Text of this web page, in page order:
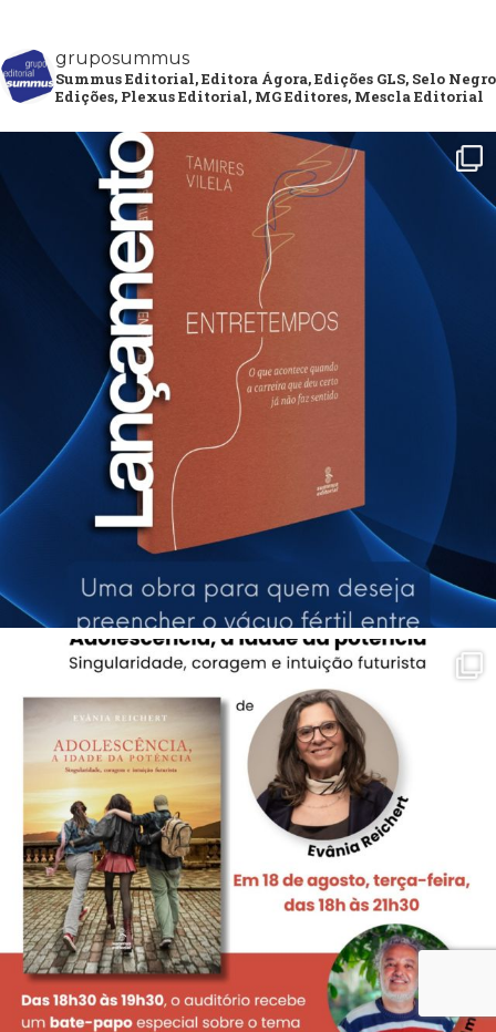
gruposummus
Summus Editorial, Editora Ágora, Edições GLS, Selo Negro
Edições, Plexus Editorial, MG Editores, Mescla Editorial